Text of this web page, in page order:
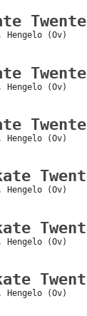
(Ov)
(Ov)
(Ov)
(Ov)
(Ov)
(Ov)